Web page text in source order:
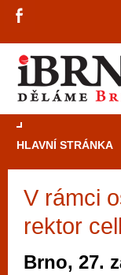
HLAVNÍ STRÁNKA
V rámci
rektor
Brno, 27.